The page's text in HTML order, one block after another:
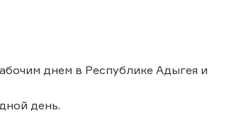
днем в Республике Адыгея и
день.